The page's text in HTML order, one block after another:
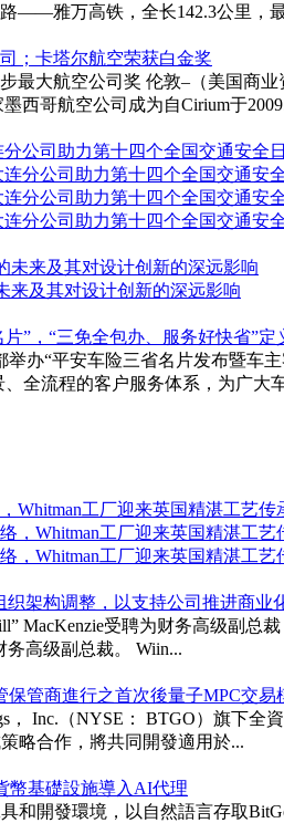
——雅万高铁，全长142.3公里，
；卡塔尔航空荣获白金奖
最大航空公司奖 伦敦–（美国商
西哥航空公司成为自Cirium于
公司助力第十四个全国交通安全
来及其对设计创新的深远影响
”，“三免全包办、服务好快省”定
办“平安车险三省名片发布暨车
全流程的客户服务体系，为广大
Whitman工厂迎来英国精湛工艺传
织架构调整，以支持公司推进商业
MacKenzie受聘为财务高级副总
务高级副总裁。 Wiin...
保管商進行之首次後量子MPC交易
Inc.（NYSE： BTGO）旗下全
策略合作，將共同開發適用於...
幣基礎設施導入AI代理
和開發環境，以自然語言存取